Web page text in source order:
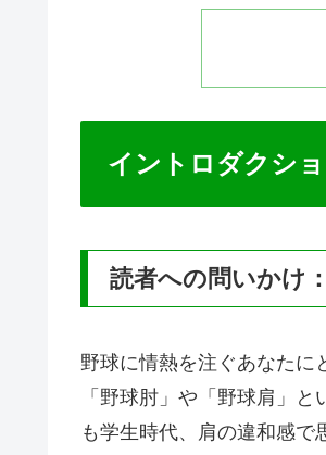
イントロダクシ
読者への問いかけ
野球に情熱を注ぐあなたに
「野球肘」や「野球肩」
も学生時代、肩の違和感